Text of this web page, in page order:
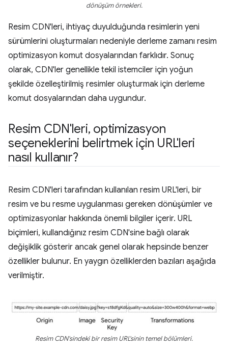
dönüşüm örnekleri.
Resim CDN'leri, ihtiyaç duyulduğunda resimlerin yeni
sürümlerini oluşturmaları nedeniyle derleme zamanı resim
optimizasyon komut dosyalarından farklıdır. Sonuç
olarak, CDN'ler genellikle tekil istemciler için yoğun
şekilde özelleştirilmiş resimler oluşturmak için derleme
komut dosyalarından daha uygundur.
Resim CDN'leri, optimizasyon
seçeneklerini belirtmek için URL'leri
nasıl kullanır?
Resim CDN'leri tarafından kullanılan resim URL'leri, bir
resim ve bu resme uygulanması gereken dönüşümler ve
optimizasyonlar hakkında önemli bilgiler içerir. URL
biçimleri, kullandığınız resim CDN'sine bağlı olarak
değişiklik gösterir ancak genel olarak hepsinde benzer
özellikler bulunur. En yaygın özelliklerden bazıları aşağıda
verilmiştir.
Resim CDN'sindeki bir resim URL'sinin temel bölümleri.